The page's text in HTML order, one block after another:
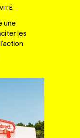
une
les